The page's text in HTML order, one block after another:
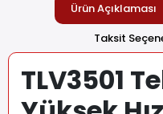
Ürün Açıklaması
Taksit
TLV3501